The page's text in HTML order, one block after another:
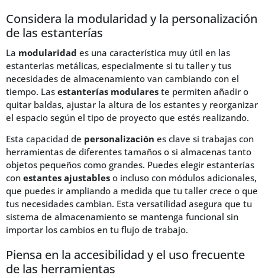
Considera la modularidad y la personalización
de las estanterías
La modularidad es una característica muy útil en las
estanterías metálicas, especialmente si tu taller y tus
necesidades de almacenamiento van cambiando con el
tiempo. Las estanterías modulares te permiten añadir o
quitar baldas, ajustar la altura de los estantes y reorganizar
el espacio según el tipo de proyecto que estés realizando.
Esta capacidad de personalización es clave si trabajas con
herramientas de diferentes tamaños o si almacenas tanto
objetos pequeños como grandes. Puedes elegir estanterías
con estantes ajustables o incluso con módulos adicionales,
que puedes ir ampliando a medida que tu taller crece o que
tus necesidades cambian. Esta versatilidad asegura que tu
sistema de almacenamiento se mantenga funcional sin
importar los cambios en tu flujo de trabajo.
Piensa en la accesibilidad y el uso frecuente
de las herramientas